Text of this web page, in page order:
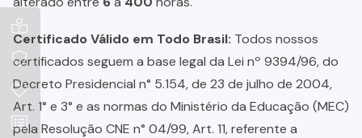
Certificado Válido em Todo Brasil: Todos nossos
certificados seguem a base legal da Lei nº 9394/96, do
Decreto Presidencial n° 5.154, de 23 de julho de 2004,
Art. 1° e 3° e as normas do Ministério da Educação (MEC)
pela Resolução CNE n° 04/99, Art. 11, referente a